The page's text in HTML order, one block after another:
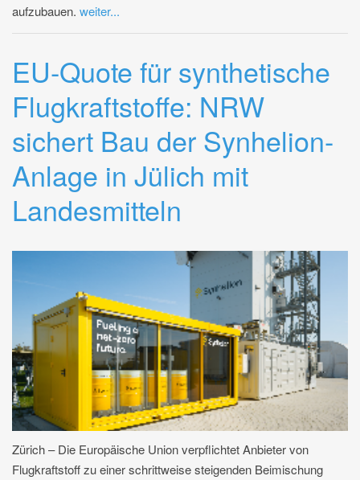
aufzubauen. weiter...
EU-Quote für synthetische
Flugkraftstoffe: NRW
sichert Bau der Synhelion-
Anlage in Jülich mit
Landesmitteln
Zürich – Die Europäische Union verpflichtet Anbieter von
Flugkraftstoff zu einer schrittweise steigenden Beimischung